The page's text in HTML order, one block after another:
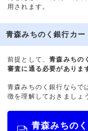
用されます。
青森みちのく銀行カ
前提として、青森みちの
審査に通る必要がありま
青森みちのく銀行ならで
徴を理解しておきましょ
青森みちの